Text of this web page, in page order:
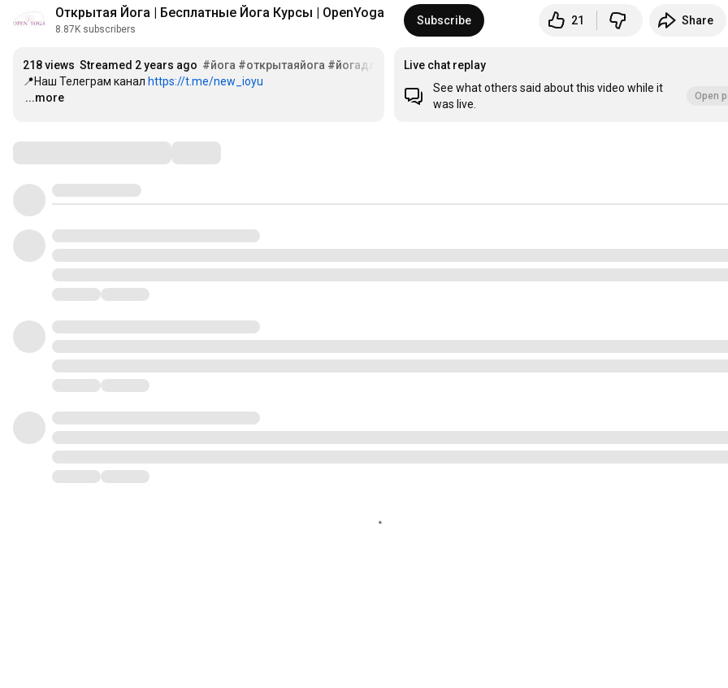
Открытая Йога | Бесплатные Йога Курсы | OpenYoga
8.87K subscribers
Subscribe 21 Share
218 views Streamed 2 years ago #йога #открытаяйога #йогадлявсех
📍Наш Телеграм канал https://t.me/new_ioyu
…
...more
Live chat replay
See what others said about this video while it
was live.
Open